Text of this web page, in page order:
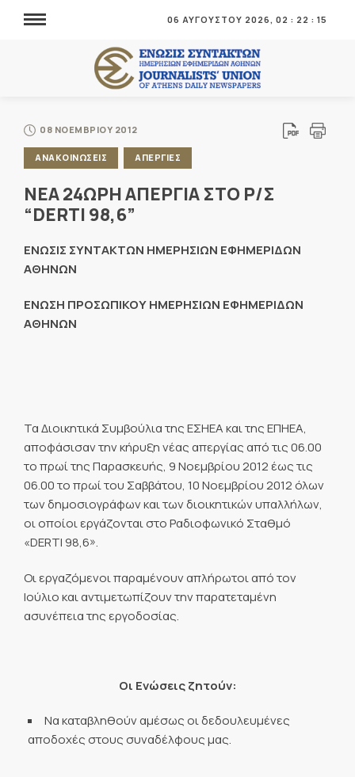
06 ΑΥΓΟΥΣΤΟΥ 2026, 02 : 22 : 16
08 ΝΟΕΜΒΡΙΟΥ 2012
ΑΝΑΚΟΙΝΩΣΕΙΣ ΑΠΕΡΓΙΕΣ
NEA 24ΩΡΗ ΑΠΕΡΓΙΑ ΣΤΟ Ρ/Σ
“DERTI 98,6”
ΕΝΩΣΙΣ ΣΥΝΤΑΚΤΩΝ ΗΜΕΡΗΣΙΩΝ ΕΦΗΜΕΡΙΔΩΝ
ΑΘΗΝΩΝ
ΕΝΩΣΗ ΠΡΟΣΩΠΙΚΟΥ ΗΜΕΡΗΣΙΩΝ ΕΦΗΜΕΡΙΔΩΝ
ΑΘΗΝΩΝ
Τα Διοικητικά Συμβούλια της ΕΣΗΕΑ και της ΕΠΗΕΑ,
αποφάσισαν την κήρυξη νέας απεργίας από τις 06.00
το πρωί της Παρασκευής, 9 Νοεμβρίου 2012 έως τις
06.00 το πρωί του Σαββάτου, 10 Νοεμβρίου 2012 όλων
των δημοσιογράφων και των διοικητικών υπαλλήλων,
οι οποίοι εργάζονται στο Ραδιοφωνικό Σταθμό
«DERTI 98,6».
Οι εργαζόμενοι παραμένουν απλήρωτοι από τον
Ιούλιο και αντιμετωπίζουν την παρατεταμένη
ασυνέπεια της εργοδοσίας.
Οι Ενώσεις ζητούν:
Να καταβληθούν αμέσως οι δεδουλευμένες
αποδοχές στους συναδέλφους μας.